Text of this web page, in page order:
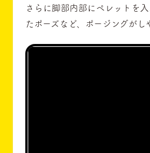
さらに脚部内部にペレットを
たポーズなど、ポージングがし